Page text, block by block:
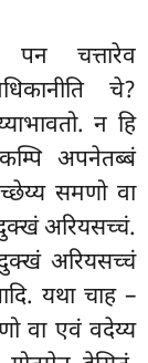
पन चत्तारेव
चे?
न हि
अपनेतब्बं
समणो वा
अरियसच्चं.
अरियसच्चं
यथा चाह –
वा एवं वदेय्य